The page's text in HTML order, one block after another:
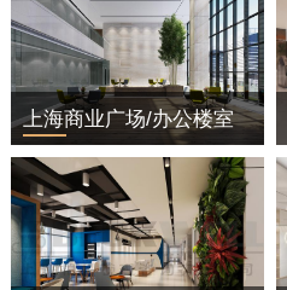
上海商业广场/办公楼室
内装修工程